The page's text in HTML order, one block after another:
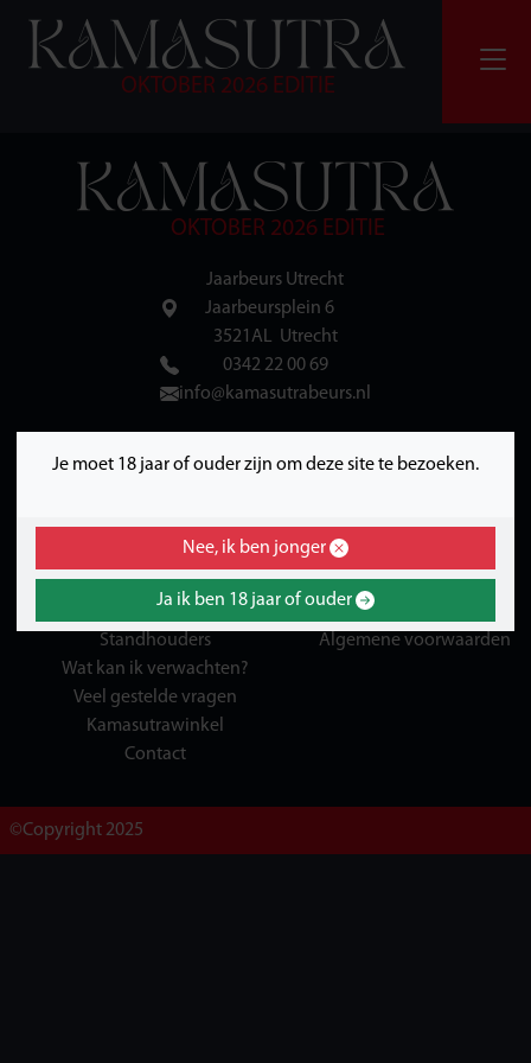
OKTOBER 2026 EDITIE
OKTOBER 2026 EDITIE
Jaarbeurs Utrecht
Jaarbeursplein 6
3521AL Utrecht
0342 22 00 69
info@kamasutrabeurs.nl
BEURS INFORMATIE
Standhouders
Wat kan ik verwachten?
Veel gestelde vragen
Kamasutrawinkel
Contact
ALGEMEEN
privacybeleid
Algemene voorwaarden
SOCIALS
©Copyright 2025
Je moet 18 jaar of ouder zijn om deze site te bezoeken.
Nee, ik ben jonger
Ja ik ben 18 jaar of ouder